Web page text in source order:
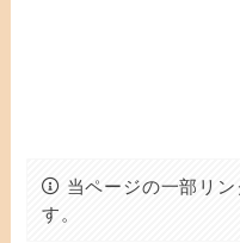
当ページの一部リ
す。